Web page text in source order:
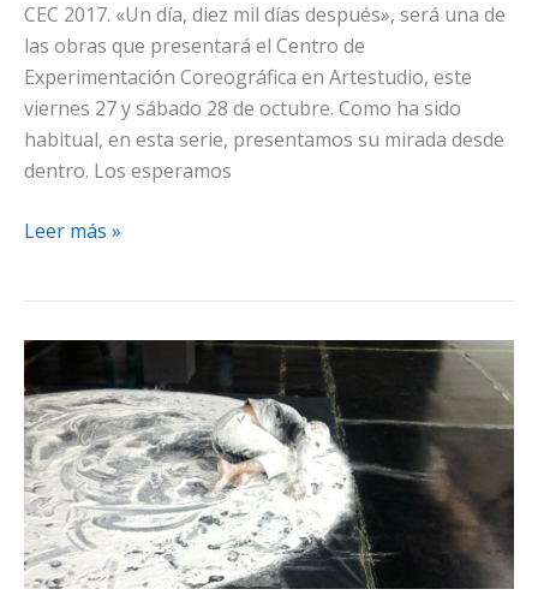
CEC 2017. «Un día, diez mil días después», será una de
las obras que presentará el Centro de
Experimentación Coreográfica en Artestudio, este
viernes 27 y sábado 28 de octubre. Como ha sido
habitual, en esta serie, presentamos su mirada desde
dentro. Los esperamos
Anverso
Leer más »